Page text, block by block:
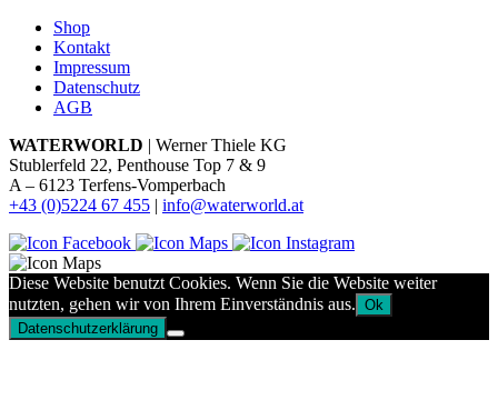
Shop
Kontakt
Impressum
Datenschutz
AGB
WATERWORLD | Werner Thiele KG
Stublerfeld 22, Penthouse Top 7 & 9
A – 6123 Terfens-Vomperbach
+43 (0)5224 67 455 | info@waterworld.at
Diese Website benutzt Cookies. Wenn Sie die Website weiter
nutzten, gehen wir von Ihrem Einverständnis aus. Ok
Datenschutzerklärung